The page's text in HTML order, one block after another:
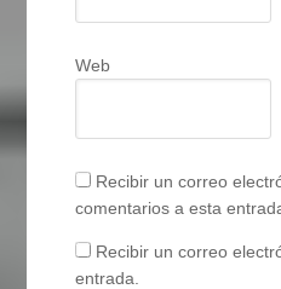
Web
Recibir un correo
comentarios a esta
Recibir un correo
entrada.